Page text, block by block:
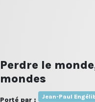
Perdre le
mondes
Porté par : Jean-Paul